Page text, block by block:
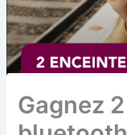
Gagnez